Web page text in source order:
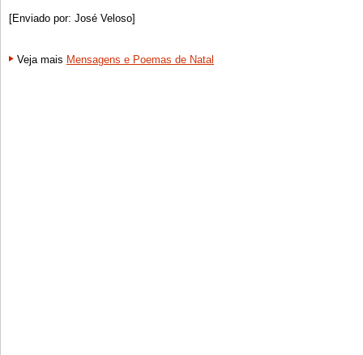
[Enviado por: José Veloso]
Veja mais Mensagens e Poemas de Natal